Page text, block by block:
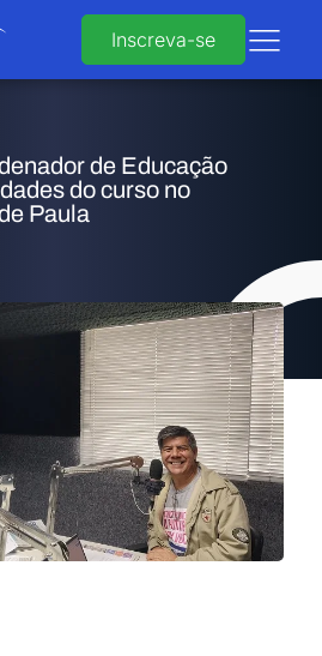
Inscreva-se
de Educação
do curso no
Paula